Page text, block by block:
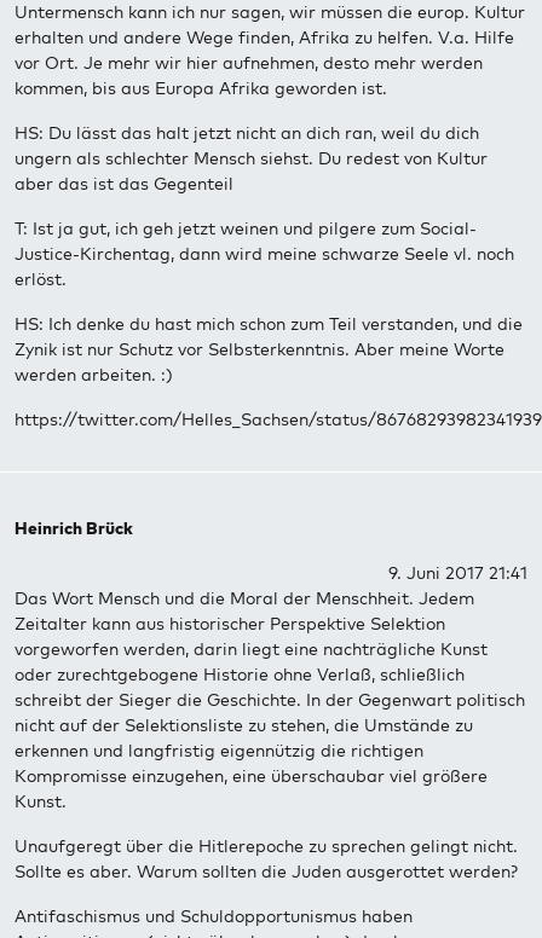
Untermensch kann ich nur sagen, wir müssen die europ. Kultur
erhalten und andere Wege finden, Afrika zu helfen. V.a. Hilfe
vor Ort. Je mehr wir hier aufnehmen, desto mehr werden
kommen, bis aus Europa Afrika geworden ist.
HS: Du lässt das halt jetzt nicht an dich ran, weil du dich
ungern als schlechter Mensch siehst. Du redest von Kultur
aber das ist das Gegenteil
T: Ist ja gut, ich geh jetzt weinen und pilgere zum Social-
Justice-Kirchentag, dann wird meine schwarze Seele vl. noch
erlöst.
HS: Ich denke du hast mich schon zum Teil verstanden, und die
Zynik ist nur Schutz vor Selbsterkenntnis. Aber meine Worte
werden arbeiten. :)
https://twitter.com/Helles_Sachsen/status/
Heinrich Brück
9. Juni 2017 21:41
Das Wort Mensch und die Moral der Menschheit. Jedem
Zeitalter kann aus historischer Perspektive Selektion
vorgeworfen werden, darin liegt eine nachträgliche Kunst
oder zurechtgebogene Historie ohne Verlaß, schließlich
schreibt der Sieger die Geschichte. In der Gegenwart politisch
nicht auf der Selektionsliste zu stehen, die Umstände zu
erkennen und langfristig eigennützig die richtigen
Kompromisse einzugehen, eine überschaubar viel größere
Kunst.
Unaufgeregt über die Hitlerepoche zu sprechen gelingt nicht.
Sollte es aber. Warum sollten die Juden ausgerottet werden?
Antifaschismus und Schuldopportunismus haben